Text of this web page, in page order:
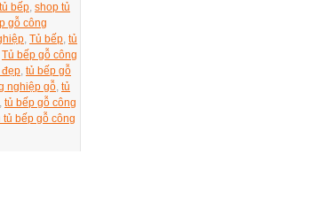
bếp, shop tủ
gỗ công
, Tủ bếp, tủ
Tủ bếp gỗ công
đẹp, tủ bếp gỗ
nghiệp gỗ, tủ
, tủ bếp gỗ công
tủ bếp gỗ công